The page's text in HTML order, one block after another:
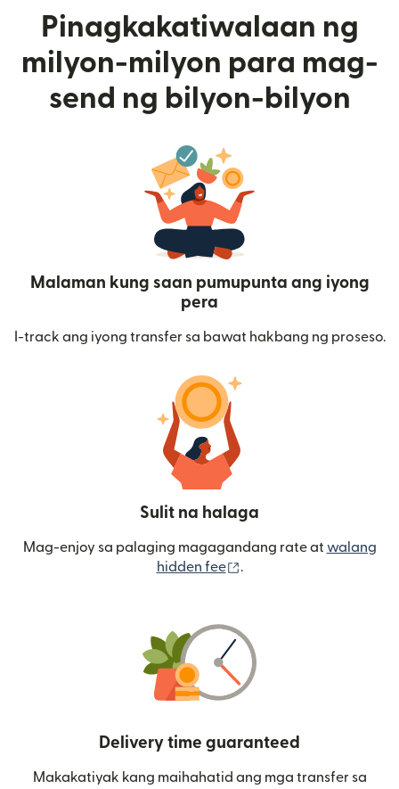
Pinagkakatiwalaan ng
milyon-milyon para mag-
send ng bilyon-bilyon
Malaman kung saan pumupunta ang iyong
pera
I-track ang iyong transfer sa bawat hakbang ng proseso.
Sulit na halaga
Mag-enjoy sa palaging magagandang rate at walang
hidden fee
.
Delivery time guaranteed
Makakatiyak kang maihahatid ang mga transfer sa